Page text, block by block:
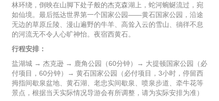
林环绕，倒映在山脚下处子般的杰克森湖上，蛇河蜿蜒流过，宛
如仙境。最后抵达世界第一个国家公园——黄石国家公园，沿途
无边的草原丘陵、漫山遍野的牛羊、高耸入云的雪山、徜徉不息
的河流无不令人心旷神怡。夜宿西黄石。
行程安排：
盐湖城 → 杰克逊 → 鹿角公园（60分钟）→ 大提顿国家公园（必
付项目，60分钟）→ 黄石国家公园（必付项目，3小时，停留西
拇指间歇泉盆地、黄石湖、老忠实间歇泉、喷泉步道、牵牛花等
景点，根据当天实际情况导游会有所调整，请为实际安排为准）